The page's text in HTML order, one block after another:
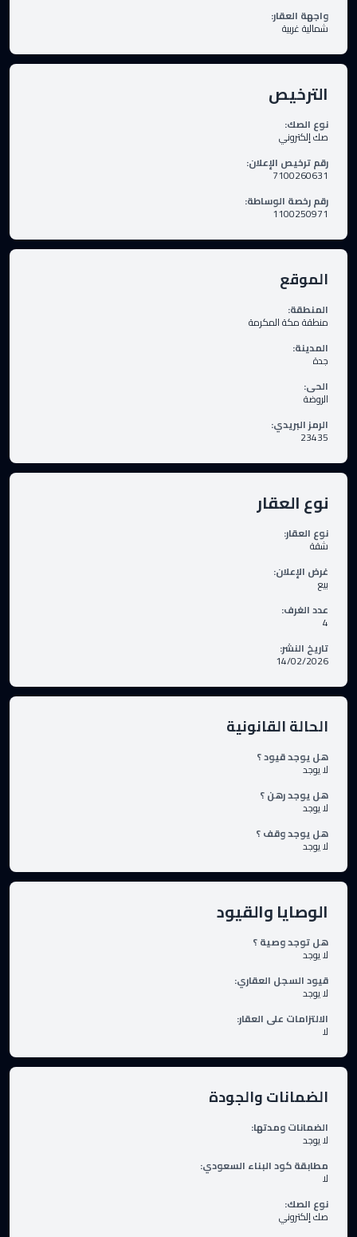
واجهة العقار:
شمالية غربية
الترخيص
نوع الصك:
صك إلكتروني
رقم ترخيص الإعلان:
7100260631
رقم رخصة الوساطة:
1100250971
الموقع
المنطقة:
منطقة مكة المكرمة
المدينة:
جدة
الحى:
الروضة
الرمز البريدي:
23435
نوع العقار
نوع العقار:
شقة
غرض الإعلان:
بيع
عدد الغرف:
4
تاريخ النشر:
14/02/2026
الحالة القانونية
هل يوجد قيود ؟
لا يوجد
هل يوجد رهن ؟
لا يوجد
هل يوجد وقف ؟
لا يوجد
الوصايا والقيود
هل توجد وصية ؟
لا يوجد
قيود السجل العقاري:
لا يوجد
الالتزامات على العقار:
لا
الضمانات والجودة
الضمانات ومدتها:
لا يوجد
مطابقة كود البناء السعودي:
لا
نوع الصك:
صك إلكتروني